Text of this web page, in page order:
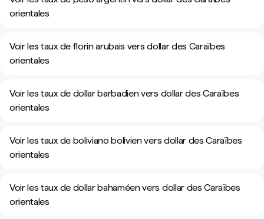
orientales
Voir les taux de florin arubais vers dollar des Caraïbes
orientales
Voir les taux de dollar barbadien vers dollar des Caraïbes
orientales
Voir les taux de boliviano bolivien vers dollar des Caraïbes
orientales
Voir les taux de dollar bahaméen vers dollar des Caraïbes
orientales